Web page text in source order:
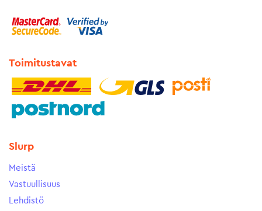
Toimitustavat
Slurp
Meistä
Vastuullisuus
Lehdistö